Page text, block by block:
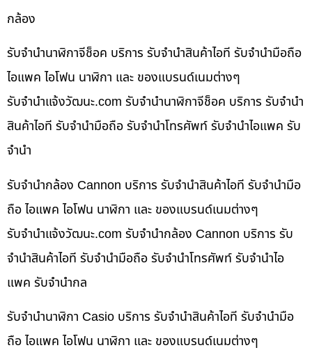
กล้อง
รับจำนำนาฬิกาจีช็อค บริการ รับจำนำสินค้าไอที รับจำนำมือถือ
ไอแพค ไอโฟน นาฬิกา และ ของแบรนด์เนมต่างๆ
รับจํานําแจ้งวัฒนะ.com รับจำนำนาฬิกาจีช็อค บริการ รับจำนำ
สินค้าไอที รับจำนำมือถือ รับจำนำโทรศัพท์ รับจำนำไอแพค รับ
จำนำ
รับจำนำกล้อง Cannon บริการ รับจำนำสินค้าไอที รับจำนำมือ
ถือ ไอแพค ไอโฟน นาฬิกา และ ของแบรนด์เนมต่างๆ
รับจํานําแจ้งวัฒนะ.com รับจำนำกล้อง Cannon บริการ รับ
จำนำสินค้าไอที รับจำนำมือถือ รับจำนำโทรศัพท์ รับจำนำไอ
แพค รับจำนำกล
รับจำนำนาฬิกา Casio บริการ รับจำนำสินค้าไอที รับจำนำมือ
ถือ ไอแพค ไอโฟน นาฬิกา และ ของแบรนด์เนมต่างๆ